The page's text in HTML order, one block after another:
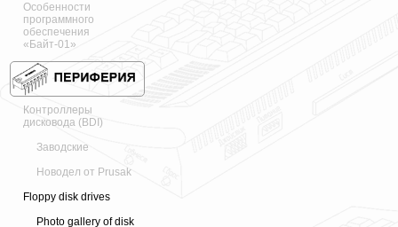
Особенности
программного
обеспечения
«Байт-01»
Контроллеры
дисковода (BDI)
Заводские
Новодел от Prusak
Floppy disk drives
Photo gallery of disk